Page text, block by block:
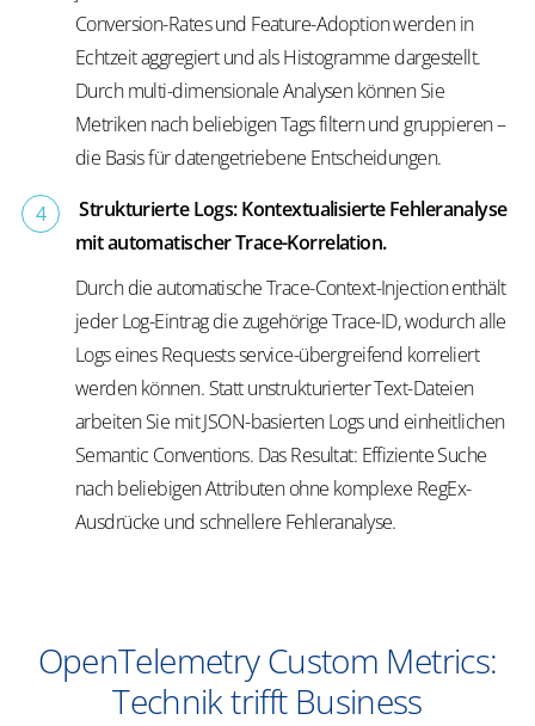
Conversion-Rates und Feature-Adoption werden in
Echtzeit aggregiert und als Histogramme dargestellt.
Durch multi-dimensionale Analysen können Sie
Metriken nach beliebigen Tags filtern und gruppieren –
die Basis für datengetriebene Entscheidungen.
Strukturierte Logs: Kontextualisierte Fehleranalyse
mit automatischer Trace-Korrelation.
Durch die automatische Trace-Context-Injection enthält
jeder Log-Eintrag die zugehörige Trace-ID, wodurch alle
Logs eines Requests service-übergreifend korreliert
werden können. Statt unstrukturierter Text-Dateien
arbeiten Sie mit JSON-basierten Logs und einheitlichen
Semantic Conventions. Das Resultat: Effiziente Suche
nach beliebigen Attributen ohne komplexe RegEx-
Ausdrücke und schnellere Fehleranalyse.
OpenTelemetry Custom Metrics:
Technik trifft Business